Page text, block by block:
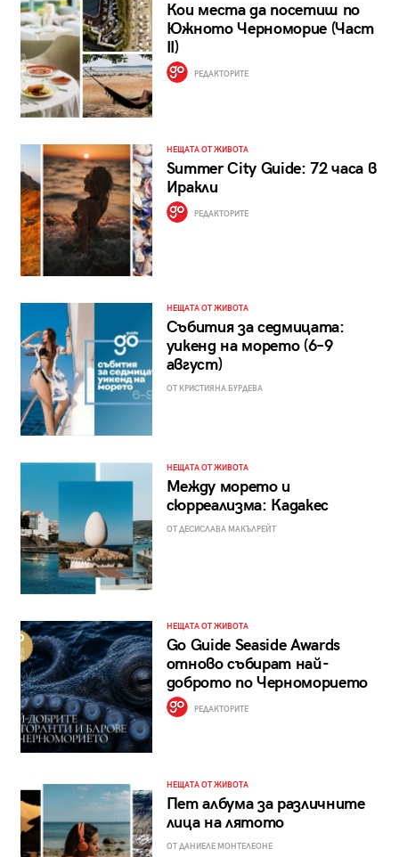
Кои места да посетиш по
Южното Черноморие (Част
II)
РЕДАКТОРИТЕ
НЕЩАТА ОТ ЖИВОТА
Summer City Guide: 72 часа в
Иракли
РЕДАКТОРИТЕ
НЕЩАТА ОТ ЖИВОТА
Събития за седмицата:
уикенд на морето (6–9
август)
ОТ КРИСТИЯНА БУРДЕВА
НЕЩАТА ОТ ЖИВОТА
Между морето и
сюрреализма: Кадакес
ОТ ДЕСИСЛАВА МАКЪЛРЕЙТ
НЕЩАТА ОТ ЖИВОТА
Go Guide Seaside Awards
отново събират най-
доброто по Черноморието
РЕДАКТОРИТЕ
НЕЩАТА ОТ ЖИВОТА
Пет албума за различните
лица на лятото
ОТ ДАНИЕЛЕ МОНТЕЛЕОНЕ